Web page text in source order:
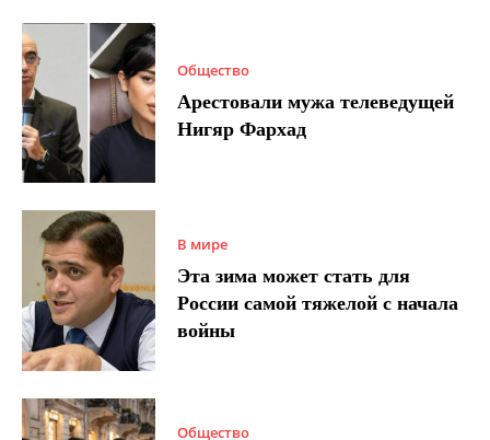
Общество
Арестовали мужа телеведущей
Нигяр Фархад
В мире
Эта зима может стать для
России самой тяжелой с начала
войны
Общество